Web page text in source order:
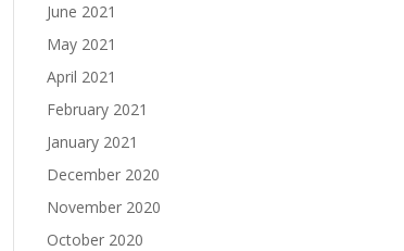
June 2021
May 2021
April 2021
February 2021
January 2021
December 2020
November 2020
October 2020